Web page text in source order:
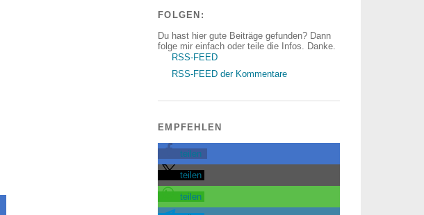
FOLGEN:
Du hast hier gute Beiträge gefunden? Dann
folge mir einfach oder teile die Infos. Danke.
RSS-FEED
RSS-FEED der Kommentare
EMPFEHLEN
teilen
teilen
teilen